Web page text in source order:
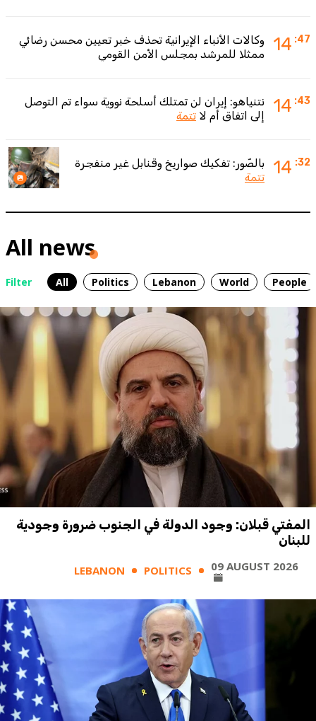
14 :47
وكالات الأنباء الإيرانية تحذف خبر تعيين محسن رضائي
ممثلا للمرشد بمجلس الأمن القومي
14 :43
نتنياهو: إيران لن تمتلك أسلحة نووية سواء تم التوصل
إلى اتفاق أم لا تتمة
14 :32
بالصّور: تفكيك صواريخ وقنابل غير منفجرة
تتمة
All news
Filter All Politics Lebanon World People
المفتي قبلان: وجود الدولة في الجنوب ضرورة وجودية
للبنان
LEBANON POLITICS 09 AUGUST 2026